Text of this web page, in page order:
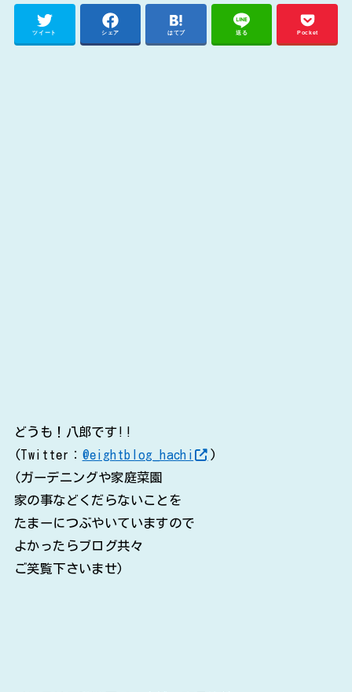
ツイート シェア はてブ 送る Pocket
どうも！八郎です!!
(Twitter： @eightblog_hachi
)
(ガーデニングや家庭菜園
家の事などくだらないことを
たまーにつぶやいていますので
よかったらブログ共々
ご笑覧下さいませ)